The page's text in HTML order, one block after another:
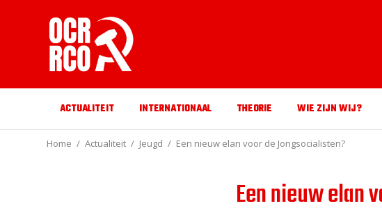
ACTUALITEIT INTERNATIONAAL THEORIE WIE ZIJN WIJ?
Home Actualiteit Jeugd Een nieuw elan voor de Jongsocialisten?
Een nieuw elan